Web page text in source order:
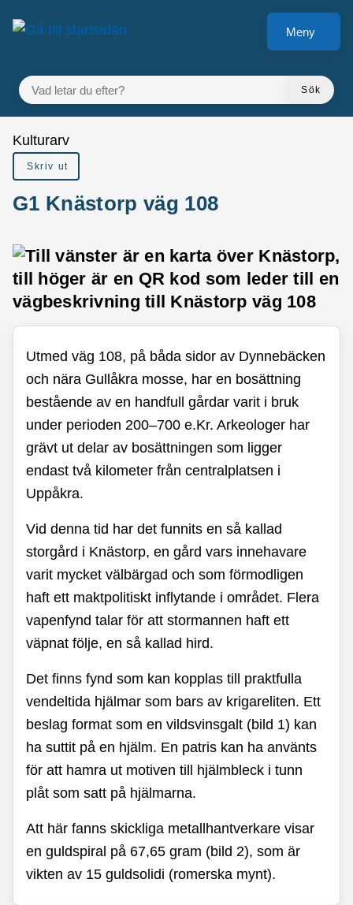
Gå till innehåll
till sidomeny
Meny
VAD LETAR DU EFTER?
Sök
Du är här:
Kulturarv
Skriv ut
G1 Knästorp väg 108
Utmed väg 108, på båda sidor av Dynnebäcken
och nära Gullåkra mosse, har en bosättning
bestående av en handfull gårdar varit i bruk
under perioden 200–700 e.Kr. Arkeologer har
grävt ut delar av bosättningen som ligger
endast två kilometer från centralplatsen i
Uppåkra.
Vid denna tid har det funnits en så kallad
storgård i Knästorp, en gård vars innehavare
varit mycket välbärgad och som förmodligen
haft ett maktpolitiskt inflytande i området. Flera
vapenfynd talar för att stormannen haft ett
väpnat följe, en så kallad hird.
Det finns fynd som kan kopplas till praktfulla
vendeltida hjälmar som bars av krigareliten. Ett
beslag format som en vildsvinsgalt (bild 1) kan
ha suttit på en hjälm. En patris kan ha använts
för att hamra ut motiven till hjälmbleck i tunn
plåt som satt på hjälmarna.
Att här fanns skickliga metallhantverkare visar
en guldspiral på 67,65 gram (bild 2), som är
vikten av 15 guldsolidi (romerska mynt).